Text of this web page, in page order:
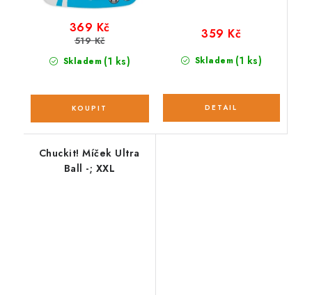
Skladem (1 ks)
369 Kč
519 Kč
Skladem (1 ks)
359 Kč
Chuckit! Míček Ultra
Ball -; XXL